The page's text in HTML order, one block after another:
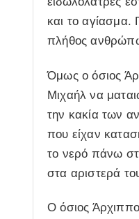
και το αγίασμα.
πλήθος
Όμως ο όσιος
Μιχαήλ να
την κακία των
που είχαν
το νερό πάνω
στα αριστερά
Ο όσιος